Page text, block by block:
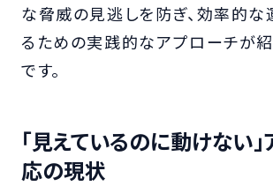
な脅威の見逃しを防ぎ、効率的
るための実践的なアプローチが
です。
「見えているのに動けない
応の現状